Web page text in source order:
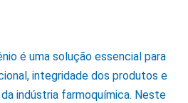
é uma solução essencial para
integridade dos produtos e
indústria farmoquímica. Neste